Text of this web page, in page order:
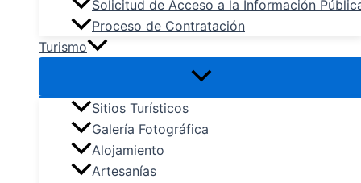
Solicitud de Acceso a la Información
Proceso de Contratación
Turismo
Sitios Turísticos
Galería Fotográfica
Alojamiento
Artesanías